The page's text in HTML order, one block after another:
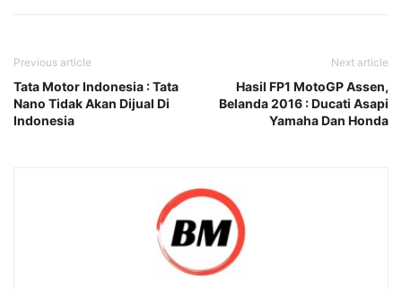
Previous article
Tata Motor Indonesia : Tata
Nano Tidak Akan Dijual Di
Indonesia
Next article
Hasil FP1 MotoGP Assen,
Belanda 2016 : Ducati Asapi
Yamaha Dan Honda